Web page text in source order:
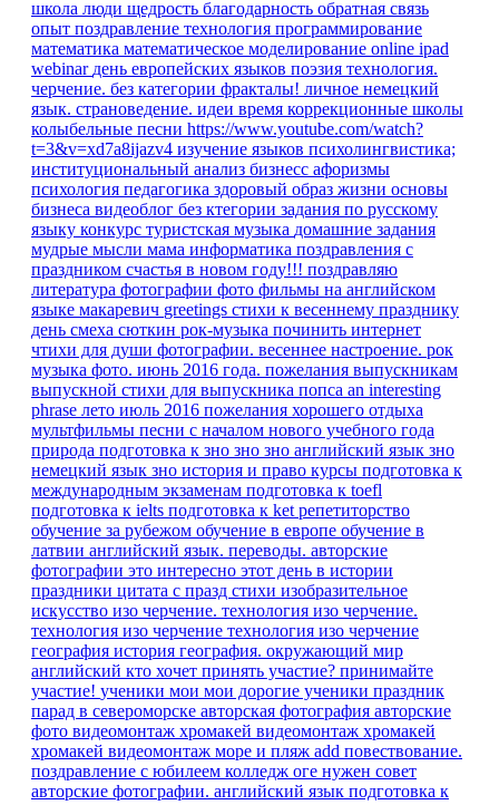
школа люди щедрость благодарность обратная связь
опыт поздравление технология программирование
математика математическое моделирование online ipad
webinar день европейских языков поэзия технология.
черчение. без категории фракталы! личное немецкий
язык. страноведение. идеи время коррекционные школы
колыбельные песни https://www.youtube.com/watch?
t=3&v=xd7a8ijazv4 изучение языков психолингвистика;
институциональный анализ бизнесс афоризмы
психология педагогика здоровый образ жизни основы
бизнеса видеоблог без ктегории задания по русскому
языку конкурс туристская музыка домашние задания
мудрые мысли мама информатика поздравления с
праздником счастья в новом году!!! поздравляю
литература фотографии фото фильмы на английском
языке макаревич greetings стихи к весеннему празднику
день смеха сюткин рок-музыка починить интернет
чтихи для души фотографии. весеннее настроение. рок
музыка фото. июнь 2016 года. пожелания выпускникам
выпускной стихи для выпускника попса an interesting
phrase лето июль 2016 пожелания хорошего отдыха
мультфильмы песни с началом нового учебного года
природа подготовка к зно зно зно английский язык зно
немецкий язык зно история и право курсы подготовка к
международным экзаменам подготовка к toefl
подготовка к ielts подготовка к ket репетиторство
обучение за рубежом обучение в европе обучение в
латвии английский язык. переводы. авторские
фотографии это интересно этот день в истории
праздники цитата с празд стихи изобразительное
искусство изо черчение. технология изо черчение.
технология изо черчение технология изо черчение
география история география. окружающий мир
английский кто хочет принять участие? принимайте
участие! ученики мои мои дорогие ученики праздник
парад в североморске авторская фотография авторские
фото видеомонтаж хромакей видеомонтаж хромакей
хромакей видеомонтаж море и пляж add повествование.
поздравление с юбилеем колледж оге нужен совет
авторские фотографии. английский язык подготовка к